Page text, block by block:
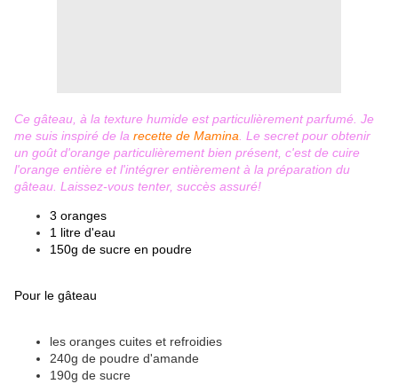
Ce gâteau, à la texture humide est particulièrement parfumé. Je
me suis inspiré de la recette de Mamina . Le secret pour obtenir
un goût d'orange particulièrement bien présent, c'est de cuire
l'orange entière et l'intégrer entièrement à la préparation du
gâteau. Laissez-vous tenter, succès assuré!
3 oranges
1 litre d'eau
150g de sucre en poudre
Pour le gâteau
les oranges cuites et refroidies
240g de poudre d'amande
190g de sucre